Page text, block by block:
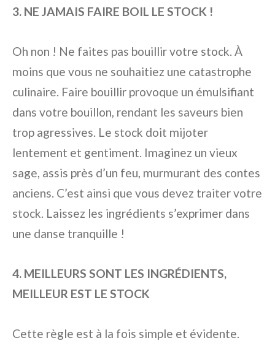
3. NE JAMAIS FAIRE BOIL LE STOCK !
Oh non ! Ne faites pas bouillir votre stock. À
moins que vous ne souhaitiez une catastrophe
culinaire. Faire bouillir provoque un émulsifiant
dans votre bouillon, rendant les saveurs bien
trop agressives. Le stock doit mijoter
lentement et gentiment. Imaginez un vieux
sage, assis près d’un feu, murmurant des contes
anciens. C’est ainsi que vous devez traiter votre
stock. Laissez les ingrédients s’exprimer dans
une danse tranquille !
4. MEILLEURS SONT LES INGRÉDIENTS,
MEILLEUR EST LE STOCK
Cette règle est à la fois simple et évidente.